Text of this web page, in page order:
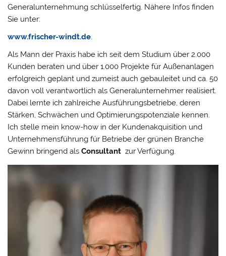
Generalunternehmung schlüsselfertig. Nähere Infos finden
Sie unter:
www.frischer-windt.de.
Als Mann der Praxis habe ich seit dem Studium über 2.000
Kunden beraten und über 1.000 Projekte für Außenanlagen
erfolgreich geplant und zumeist auch gebauleitet und ca. 50
davon voll verantwortlich als Generalunternehmer realisiert.
Dabei lernte ich zahlreiche Ausführungsbetriebe, deren
Stärken, Schwächen und Optimierungspotenziale kennen.
Ich stelle mein know-how in der Kundenakquisition und
Unternehmensführung für Betriebe der grünen Branche
Gewinn bringend alsConsultant zur Verfügung.